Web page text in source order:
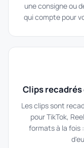
une consigne ou
qui compte pour
Clips
Les clips sont
pour TikTok,
formats à la fois